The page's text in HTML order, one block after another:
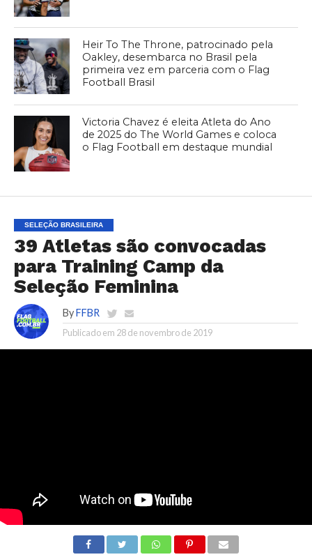
Heir To The Throne, patrocinado pela
Oakley, desembarca no Brasil pela
primeira vez em parceria com o Flag
Football Brasil
Victoria Chavez é eleita Atleta do Ano
de 2025 do The World Games e coloca
o Flag Football em destaque mundial
SELEÇÃO BRASILEIRA
39 Atletas são convocadas
para Training Camp da
Seleção Feminina
By FFBR
Publicado em 28 de novembro de 2019